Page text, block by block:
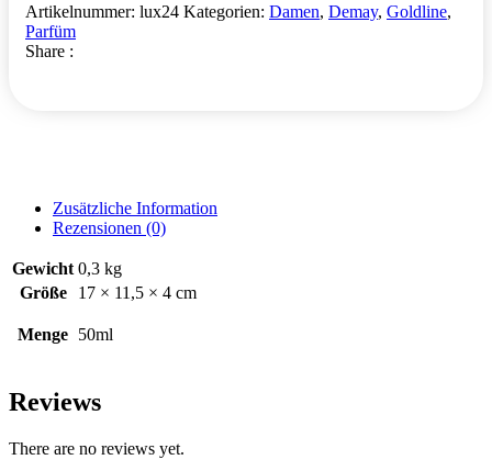
Artikelnummer: lux24 Kategorien: Damen, Demay, Goldline,
Parfüm
Share :
Zusätzliche Information
Rezensionen (0)
Gewicht 0,3 kg
Größe
17 × 11,5 × 4 cm
Menge 50ml
Reviews
There are no reviews yet.